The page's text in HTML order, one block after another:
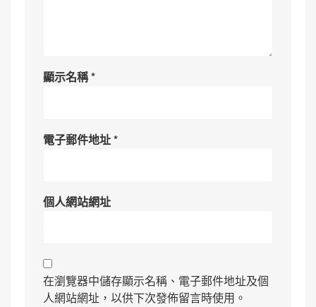
顯示名稱*
電子郵件地址*
個人網站網址
在瀏覽器中儲存顯示名稱、電子郵件地址及個
人網站網址，以供下次發佈留言時使用。